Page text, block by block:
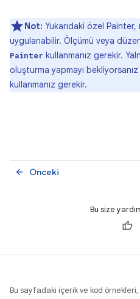
Not: Yukarıdaki özel Painter,
uygulanabilir. Ölçümü veya
Painter kullanmanız gerekir.
oluşturma yapmayı
kullanmanız gerekir.
Önceki
arrow_back
Bu size
Bu sayfadaki içerik ve kod örnekleri,